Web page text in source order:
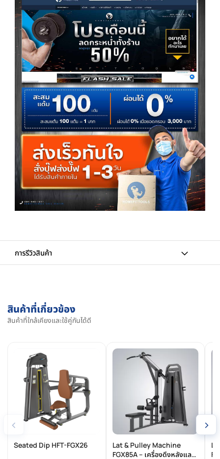
การรีวิวสินค้า
สินค้าที่เกี่ยวข้อง
สินค้าที่ใกล้เคียงและใช้คู่กันได้ดี
‹
Seated Dip HFT-FGX26
Lat & Pulley Machine
FGX85A – เครื่องดึงหลังและ
›